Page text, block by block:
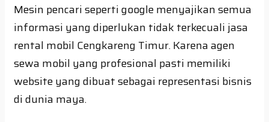
Mesin pencari seperti google menyajikan semua
informasi yang diperlukan tidak terkecuali jasa
rental mobil Cengkareng Timur. Karena agen
sewa mobil yang profesional pasti memiliki
website yang dibuat sebagai representasi bisnis
di dunia maya.